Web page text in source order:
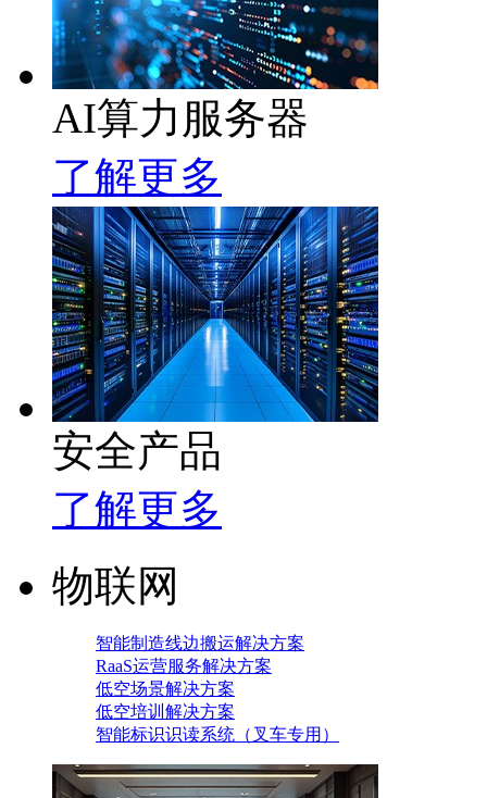
AI算力服务器
了解更多
安全产品
了解更多
物联网
智能制造线边搬运解决方案
RaaS运营服务解决方案
低空场景解决方案
低空培训解决方案
智能标识识读系统（叉车专用）